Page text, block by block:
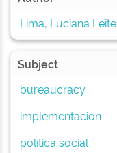
Lima, Luciana Leite
Subject
bureaucracy
implementación
política social